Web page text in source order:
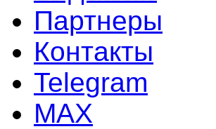
Партнеры
Контакты
Telegram
MAX